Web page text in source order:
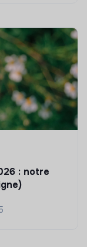
: notre